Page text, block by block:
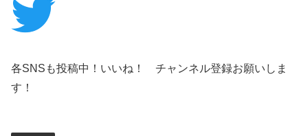
各SNSも投稿中！いいね！ チャンネル登録お願いしま
す！